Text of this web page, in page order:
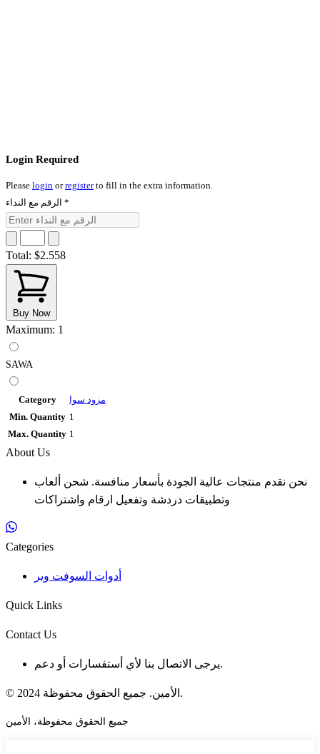
Login Required
Please login orregisterto fill in the extra information.
*
Total: $2.558
Buy Now
Maximum: 1
SAWA
Category
مزود سوا
Min. Quantity 1
Max. Quantity 1
About Us
نحن نقدم منتجات عالية الجودة بأسعار منافسة. شحن ألعاب
وتطبيقات دردشة وتفعيل ارقام واشتراكات
Categories
أدوات السوفت وير
Quick Links
Contact Us
يرجى الاتصال بنا لأي أستفسارات أو دعم.
© 2024 الأمين. جميع الحقوق محفوظة.
جميع الحقوق محفوظة، الأمين